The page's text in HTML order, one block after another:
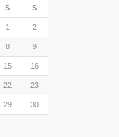
S S
1 2
8 9
15 16
22 23
29 30